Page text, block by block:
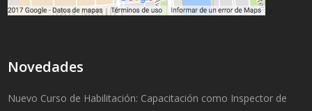
Novedades
Nuevo Curso de Habilitación: Capacitación como Inspector de